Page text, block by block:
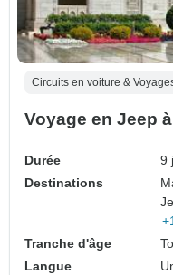
Circuits en voiture &
Voyage en Jeep
Durée
9
Destinations
Tranche d'âge
Langue